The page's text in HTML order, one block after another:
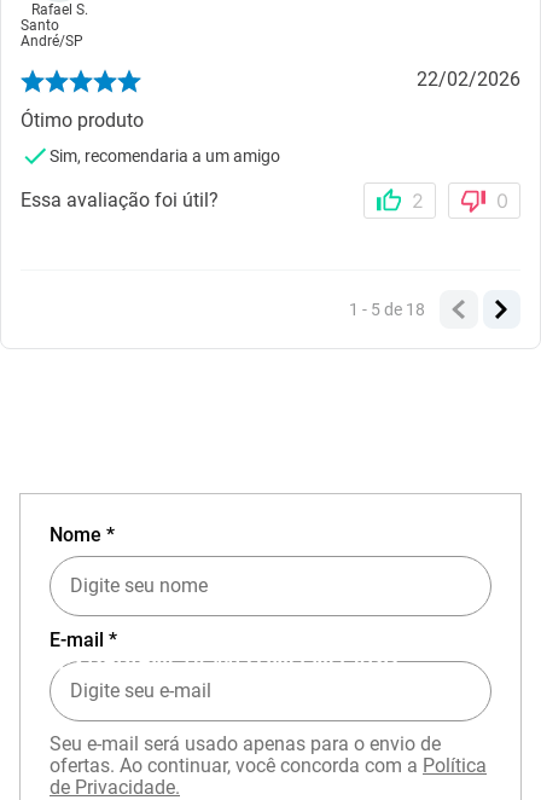
Rafael S.
Santo
André/SP
22/02/2026
Ótimo produto
Sim, recomendaria a um amigo
Essa avaliação foi útil? 2 0
1 - 5de 18
EXPERIÊNCIA MIZUNO NO APP
Nome *
E-mail *
Seu e-mail será usado apenas para o envio de
ofertas. Ao continuar, você concorda com a Política
de Privacidade.